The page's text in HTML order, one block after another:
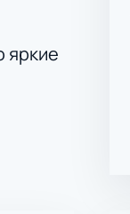
яркие